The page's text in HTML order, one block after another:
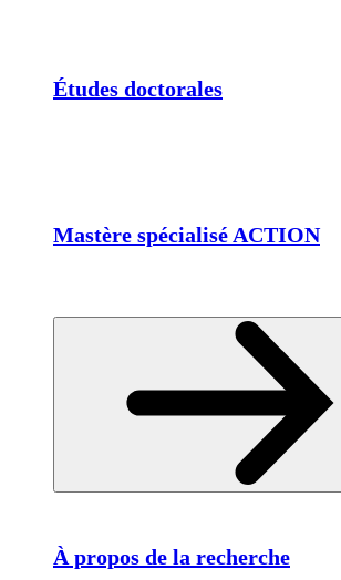
Études doctorales
Mastère spécialisé ACTION
À propos de la recherche